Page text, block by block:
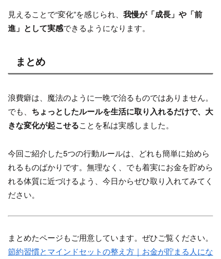
見えることで“変化”を感じられ、 我慢が「成長」や「前
進」として実感できるようになります。
まとめ
浪費癖は、魔法のように一晩で治るものではありません。
でも、 ちょっとしたルールを生活に取り入れるだけで、大
きな変化が起こせることを私は実感しました。
今回ご紹介した5つの行動ルールは、どれも簡単に始めら
れるものばかりです。無理なく、でも着実にお金を貯めら
れる体質に近づけるよう、今日からぜひ取り入れてみてく
ださい。
まとめたページもご用意しています。ぜひご覧ください。
節約習慣とマインドセットの整え方｜お金が貯まる人にな